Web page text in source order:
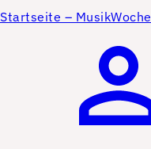
Startseite – MusikWoche